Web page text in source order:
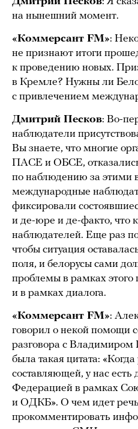
на нынешний момент.
«Коммерсант FM»:
не признают итоги
к проведению новых.
в Кремле? Нужны ли
с привлечением
Дмитрий Песков: Во-
наблюдатели
Вы знаете, что многие
ПАСЕ и ОБСЕ,
по наблюдению за этими
международные
фиксировали
и де-юре и де-факто, что
наблюдателей. Еще раз
чтобы ситуация
поля, и белорусы сами
проблемы в рамках этого
и в рамках диалога.
«Коммерсант FM»:
говорил о некой помощи
разговора с Владимиром
была такая цитата:
составляющей, у нас есть
Федерацией в рамках
и ОДКБ». О чем идет
прокомментировать